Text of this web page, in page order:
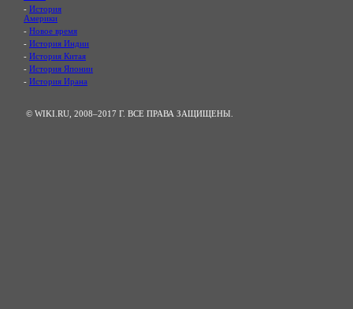
- История
Америки
- Новое время
- История Индии
- История Китая
- История Японии
- История Ирана
© WIKI.RU, 2008–2017 Г. ВСЕ ПРАВА ЗАЩИЩЕНЫ.